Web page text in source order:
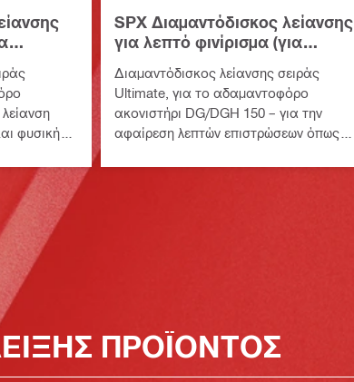
φυσική
SPX Διαμαντόδισκος λείανσης
για λεπτό φινίρισμα (για
Διαμαντόδισκος λείανσης σειράς
Ultimate, για το αδαμαντοφόρο
ακονιστήρι DG/DGH 150 – για την
αφαίρεση λεπτών επιστρώσεων όπως
ΠΡΟΪΟΝΤΟΣ